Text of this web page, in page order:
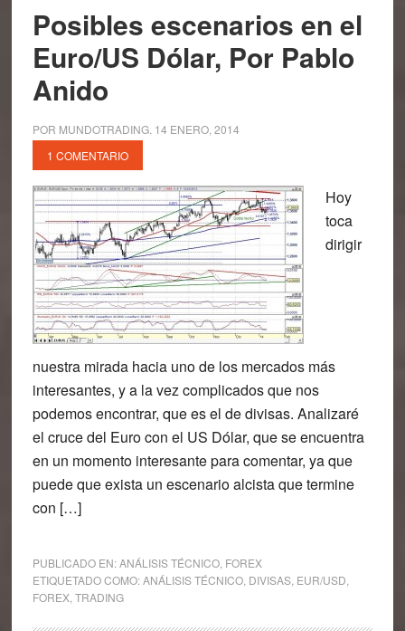
Posibles escenarios en el
Euro/US Dólar, Por Pablo
Anido
POR MUNDOTRADING. 14 ENERO, 2014
1 COMENTARIO
Hoy
toca
dirigir
nuestra mirada hacia uno de los mercados más
interesantes, y a la vez complicados que nos
podemos encontrar, que es el de divisas. Analizaré
el cruce del Euro con el US Dólar, que se encuentra
en un momento interesante para comentar, ya que
puede que exista un escenario alcista que termine
con […]
PUBLICADO EN:ANÁLISIS TÉCNICO, FOREX
ETIQUETADO COMO:ANÁLISIS TÉCNICO, DIVISAS, EUR/USD
FOREX, TRADING